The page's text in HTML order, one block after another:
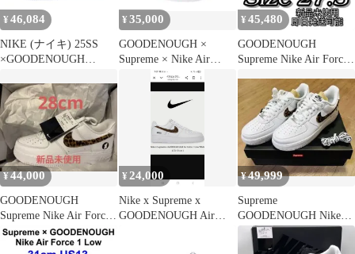
100
IM3483-100
US8.5/26.5cm IM3483-
100
¥ 46,084
NIKE (ナイキ) 25SS
×GOODENOUGH
FORCE 1 LOW SP グッ
ドイナフ シュプリーム
エアフォース 1 ローカ
ットスニーカー ホワイ
ト US9/27cm IM3483-
100
¥35,000
GOODENOUGH ×
Supreme × Nike Air
¥ 45,480
GOODENOUGH
Supreme Nike Air Force
¥44,000
GOODENOUGH
Supreme Nike Air Force
1 Low
¥ 24,000
Nike x Supreme x
GOODENOUGH Air
¥49,999
Supreme
GOODENOUGH Nike
Air Force 1 Low